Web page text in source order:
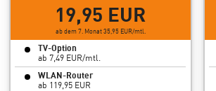
19,95 EUR
ab dem 7. Monat 35,95 EUR/mtl.
TV-Option
ab 7,49 EUR/mtl.
WLAN-Router
ab 119,95 EUR